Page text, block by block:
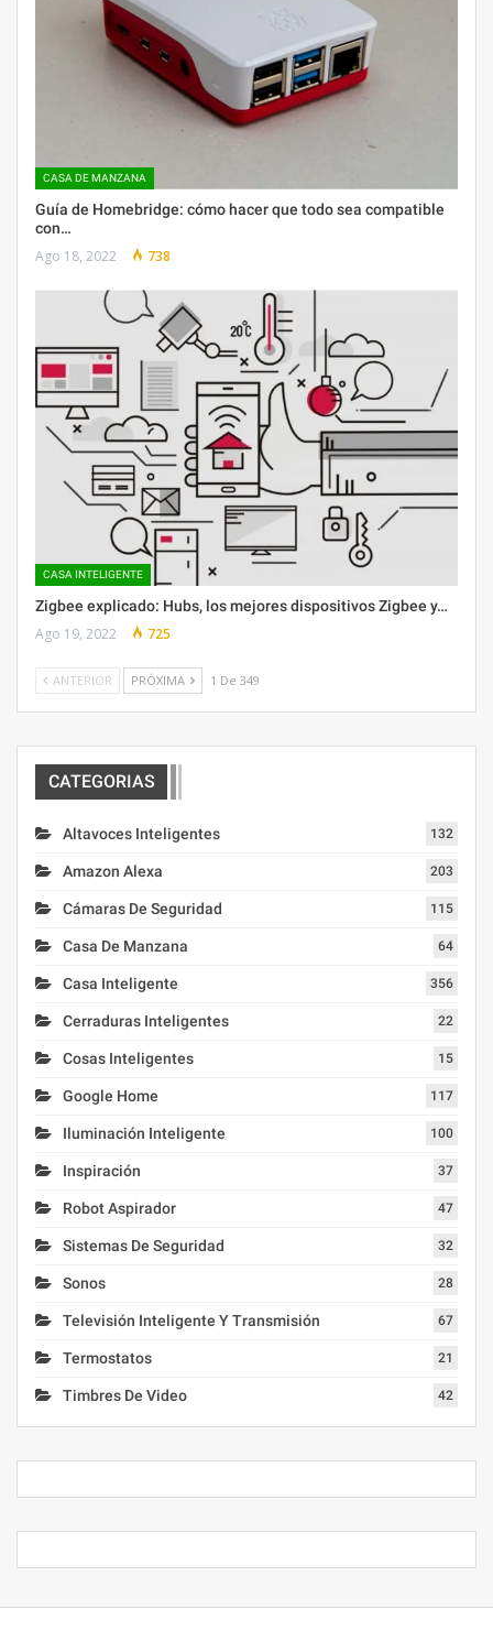
CASA DE MANZANA
Guía de Homebridge: cómo hacer que todo sea compatible
con…
Ago 18, 2022 738
CASA INTELIGENTE
​Zigbee explicado: Hubs, los mejores dispositivos Zigbee y…
Ago 19, 2022 725
ANTERIOR PRÓXIMA 1 De 349
CATEGORIAS
Altavoces Inteligentes 132
Amazon Alexa 203
Cámaras De Seguridad 115
Casa De Manzana 64
Casa Inteligente 356
Cerraduras Inteligentes 22
Cosas Inteligentes 15
Google Home 117
Iluminación Inteligente 100
Inspiración 37
Robot Aspirador 47
Sistemas De Seguridad 32
Sonos 28
Televisión Inteligente Y Transmisión 67
Termostatos 21
Timbres De Video 42